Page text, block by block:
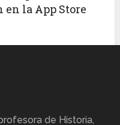
en la App Store
de Historia,